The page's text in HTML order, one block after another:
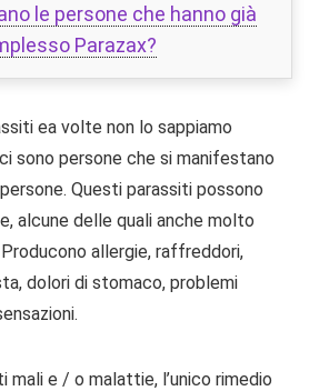
le persone che hanno già
Parazax?
ea volte non lo sappiamo
sono persone che si manifestano
Questi parassiti possono
alcune delle quali anche molto
allergie, raffreddori,
dolori di stomaco, problemi
e / o malattie, l’unico rimedio